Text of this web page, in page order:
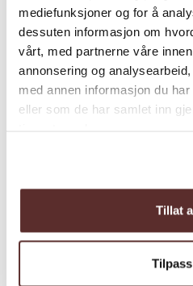
mediefunksjoner og for å
dessuten informasjon om
vårt, med partnerne våre
annonsering og
med annen informasjon du
eller som de har samlet inn
Tillat
Tilpass
Tyssedal